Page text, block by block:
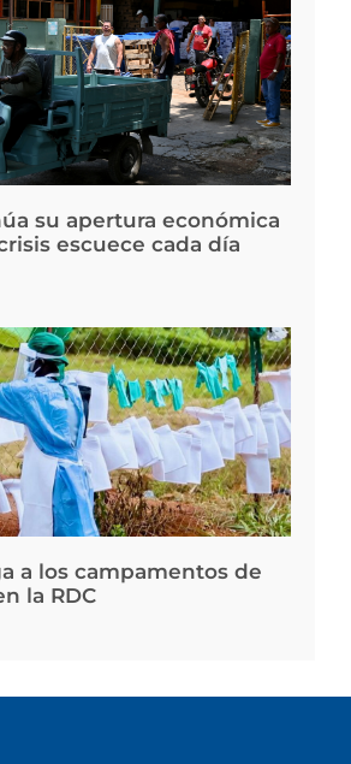
su apertura económica
escuece cada día
a los campamentos de
la RDC